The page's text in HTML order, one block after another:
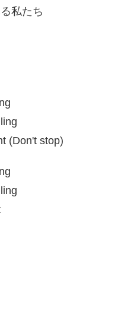
私たち
(Don't stop)